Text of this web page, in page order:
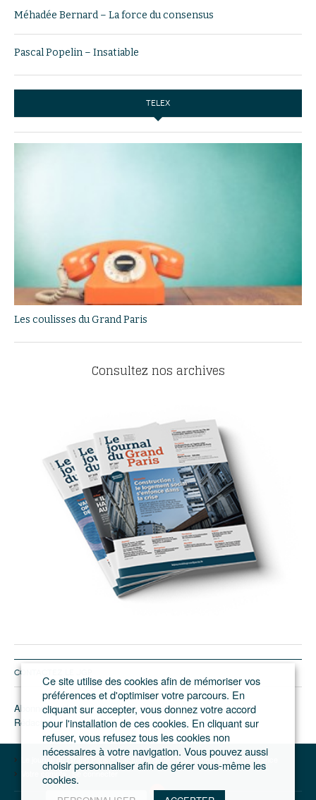
Méhadée Bernard – La force du consensus
Pascal Popelin – Insatiable
TELEX
Les coulisses du Grand Paris
Consultez nos archives
CONTACTEZ LE JGP
Abonnement/pub
Rédaction
Le journal du Grand Paris – L'actualité du développement de l'Ile-de-France
Votre compte
Se connecter
Ce site utilise des cookies afin de mémoriser vos
préférences et d'optimiser votre parcours. En
cliquant sur accepter, vous donnez votre accord
pour l'installation de ces cookies. En cliquant sur
refuser, vous refusez tous les cookies non
nécessaires à votre navigation. Vous pouvez aussi
choisir personnaliser afin de gérer vous-même les
cookies.